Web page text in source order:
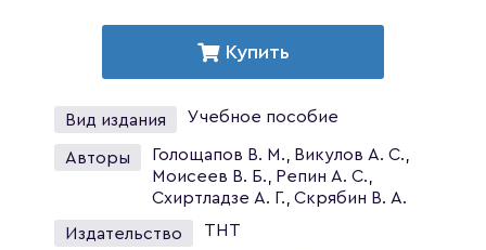
Купить
Вид издания Учебное пособие
Авторы
Голощапов В. М., Викулов А. С.,
Моисеев В. Б., Репин А. С.,
Схиртладзе А. Г., Скрябин В. А.
Издательство ТНТ